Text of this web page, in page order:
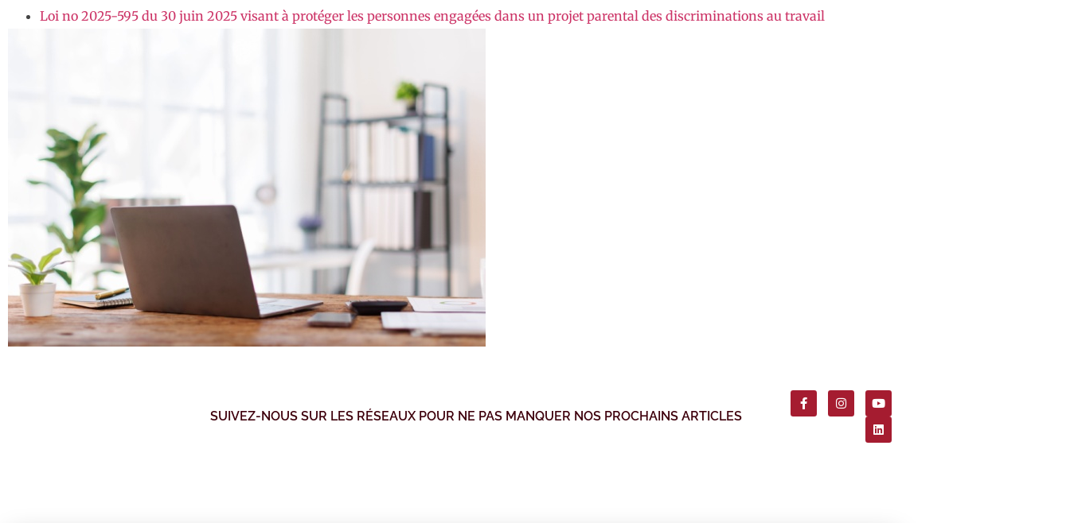
Loi no 2025-595 du 30 juin 2025 visant à protéger les personnes engagées dans un projet parental des discriminations au travail
SUIVEZ-NOUS SUR LES RÉSEAUX POUR NE PAS MANQUER NOS PROCHAINS ARTICLES